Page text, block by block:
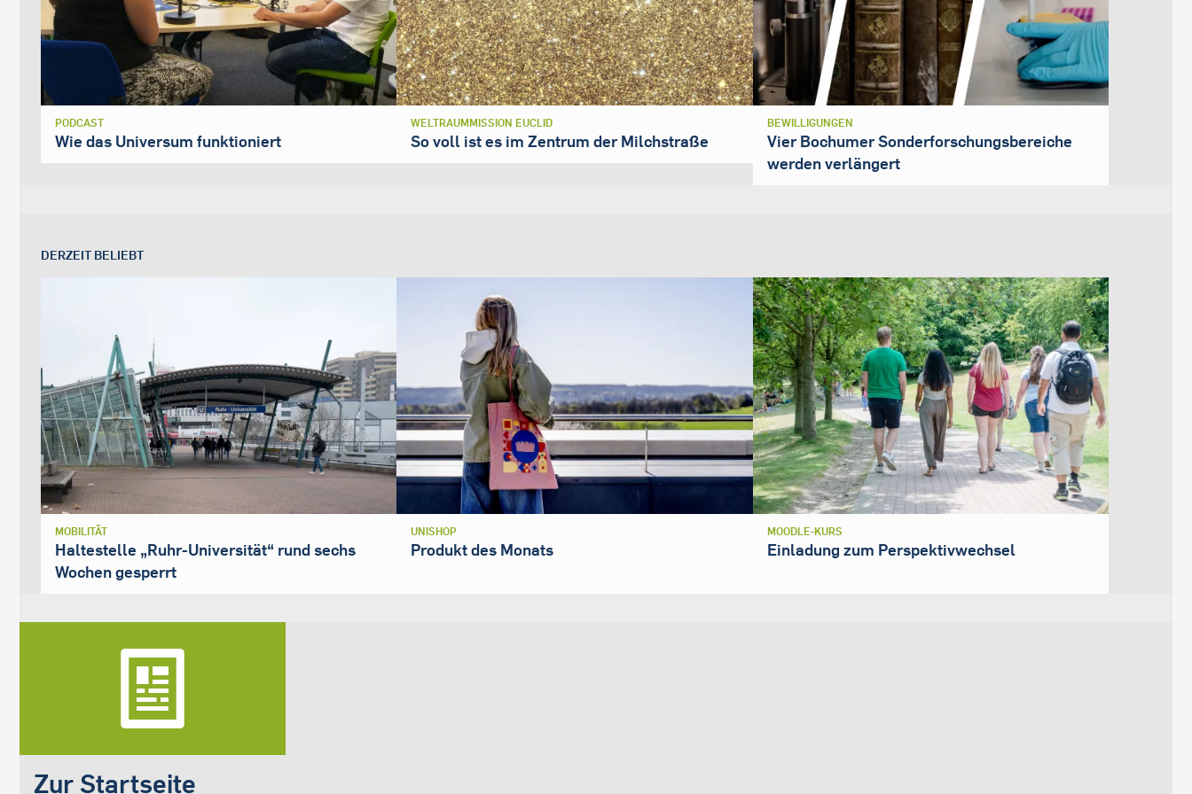
PODCAST
Wie das Universum funktioniert
WELTRAUMMISSION EUCLID
So voll ist es im Zentrum der Milchstraße
BEWILLIGUNGEN
Vier Bochumer Sonderforschungsbereiche
werden verlängert
DERZEIT BELIEBT
MOBILITÄT
Haltestelle „Ruhr-Universität“ rund sechs
Wochen gesperrt
UNISHOP
Produkt des Monats
MOODLE-KURS
Einladung zum Perspektivwechsel
Zur Startseite